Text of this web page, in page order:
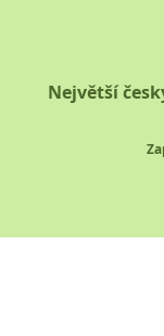
Největší